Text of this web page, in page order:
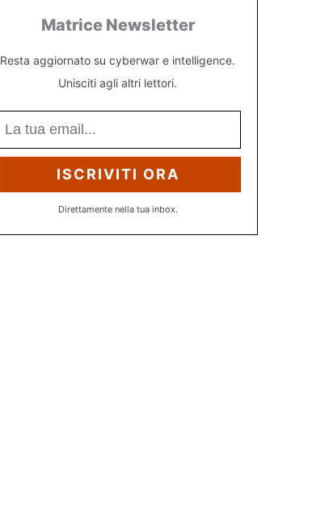
Matrice Newsletter
Resta aggiornato su cyberwar e intelligence.
Unisciti agli altri lettori.
ISCRIVITI ORA
Direttamente nella tua inbox.